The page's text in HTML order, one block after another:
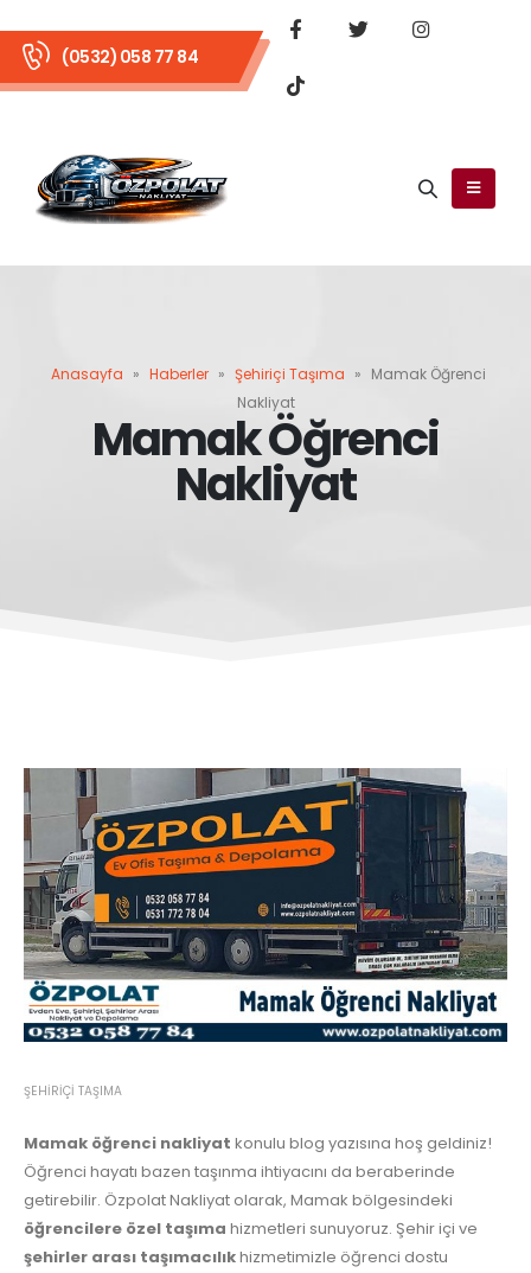
(0532) 058 77 84
Anasayfa » Haberler » Şehiriçi Taşıma » Mamak Öğrenci
Nakliyat
Mamak Öğrenci
Nakliyat
ŞEHIRIÇI TAŞIMA
Mamak öğrenci nakliyat konulu blog yazısına hoş geldiniz!
Öğrenci hayatı bazen taşınma ihtiyacını da beraberinde
getirebilir. Özpolat Nakliyat olarak, Mamak bölgesindeki
öğrencilere özel taşıma hizmetleri sunuyoruz. Şehir içi ve
şehirler arası taşımacılıkhizmetimizle öğrenci dostu